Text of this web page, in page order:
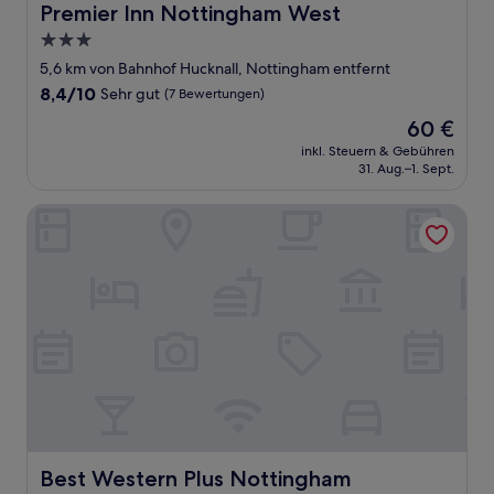
Premier Inn Nottingham West
Premier Inn Nottingham West
3.0-
Sterne-
Unterkunft
5,6 km von Bahnhof Hucknall, Nottingham entfernt
8.4
Bewertungen)
8,4/10 Sehr gut (7 Bewertungen)
Der
Preis
beträgt
60 €
inkl. Steuern & Gebühren
31. Aug.–1. Sept.
Best Western Plus Nottingham
Best Western Plus Nottingham Westminster Hotel